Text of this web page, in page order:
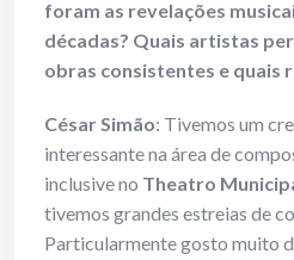
foram as revelações
décadas? Quais artistas
obras consistentes e quais
César Simão: Tivemos um
interessante na área de
inclusive no Theatro
tivemos grandes estreias de
Particularmente gosto muito